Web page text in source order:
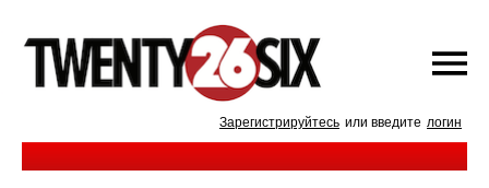
Зарегистрируйтесь или введите логин